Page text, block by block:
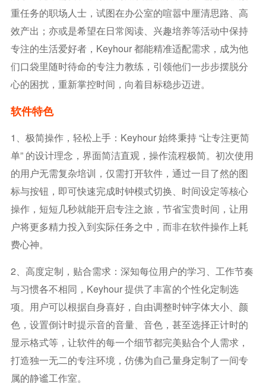
重任务的职场人士，试图在办公室的喧嚣中厘清思路、高
效产出；亦或是希望在日常阅读、兴趣培养等活动中保持
专注的生活爱好者，Keyhour 都能精准适配需求，成为他
们口袋里随时待命的专注力教练，引领他们一步步摆脱分
心的困扰，重新掌控时间，向着目标稳步迈进。
软件特色
1、极简操作，轻松上手：Keyhour 始终秉持 “让专注更简
单” 的设计理念，界面简洁直观，操作流程极简。初次使用
的用户无需复杂培训，仅需打开软件，通过一目了然的图
标与按钮，即可快速完成时钟模式切换、时间设定等核心
操作，短短几秒就能开启专注之旅，节省宝贵时间，让用
户将更多精力投入到实际任务之中，而非在软件操作上耗
费心神。
2、高度定制，贴合需求：深知每位用户的学习、工作节奏
与习惯各不相同，Keyhour 提供了丰富的个性化定制选
项。用户可以根据自身喜好，自由调整时钟字体大小、颜
色，设置倒计时提示音的音量、音色，甚至选择正计时的
显示格式等，让软件的每一个细节都完美贴合个人需求，
打造独一无二的专注环境，仿佛为自己量身定制了一间专
属的静谧工作室。